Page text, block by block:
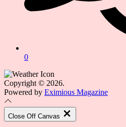
0
Copyright © 2026.
Powered by Eximious Magazine
Close Off Canvas